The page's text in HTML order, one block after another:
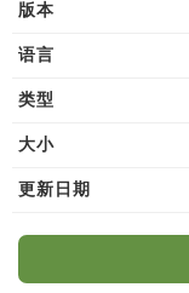
版本
语言
类型
大小
更新日期